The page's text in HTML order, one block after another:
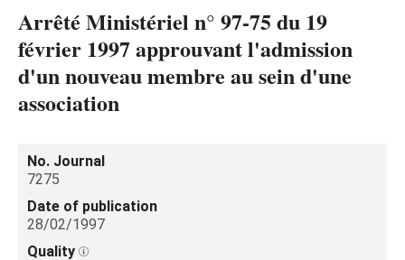
Arrêté Ministériel n° 97-75 du 19
février 1997 approuvant l'admission
d'un nouveau membre au sein d'une
association
No. Journal
7275
Date of publication
28/02/1997
Quality